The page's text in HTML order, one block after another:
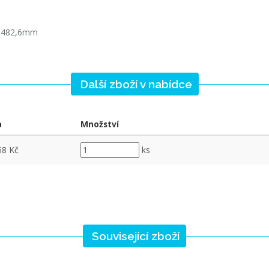
Další zboží v nabídce
Množství
Kč ks
Související zboží